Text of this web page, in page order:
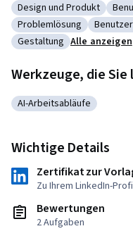
Kategorie: Design und
Design und Produkt
Kategorie:
Problemlösung
Kategorie: Gestaltung
Gestaltung Alle anzeigen
Werkzeuge, die
Kategorie: AI-
AI-Arbeitsabläufe
Wichtige Details
Zertifikat zur
Zu Ihrem LinkedIn-
Bewertungen
2 Aufgaben